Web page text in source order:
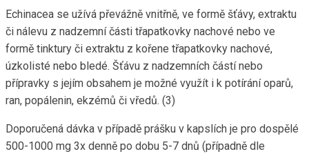
Echinacea se užívá převážně vnitřně, ve formě šťávy, extraktu
či nálevu z nadzemní části třapatkovky nachové nebo ve
formě tinktury či extraktu z kořene třapatkovky nachové,
úzkolisté nebo bledé. Šťávu z nadzemních částí nebo
přípravky s jejím obsahem je možné využít i k potírání oparů,
ran, popálenin, ekzémů či vředů. (3)
Doporučená dávka v případě prášku v kapslích je pro dospělé
500-1000 mg 3x denně po dobu 5-7 dnů (případně dle